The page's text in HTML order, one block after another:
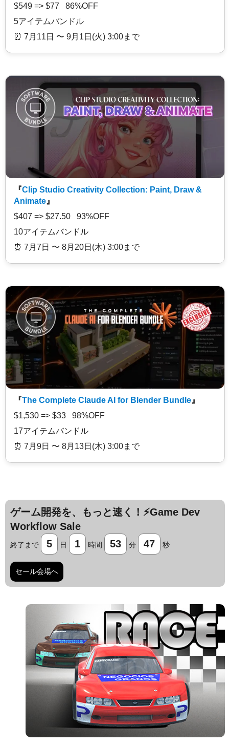
$549 => $77 86%OFF
5アイテムバンドル
⏰️ 7月11日 〜 9月1日(火) 3:00まで
『Clip Studio Creativity Collection: Paint, Draw &
Animate 』
$407 => $27.50 93%OFF
10アイテムバンドル
⏰️ 7月7日 〜 8月20日(木) 3:00まで
『The Complete Claude AI for Blender Bundle 』
$1,530 => $33 98%OFF
17アイテムバンドル
⏰️ 7月9日 〜 8月13日(木) 3:00まで
ゲーム開発を、もっと速く！⚡️Game Dev
Workflow Sale
終了まで 5 日 1 時間 53 分 46 秒
セール会場へ